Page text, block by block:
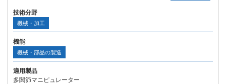
技術分野
機械・加工
機能
機械・部品の製造
適用製品
多関節マニピュレーター